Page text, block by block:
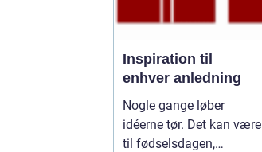
Inspiration til
enhver anledning
Nogle gange løber
idéerne tør. Det kan være
til fødselsdagen,